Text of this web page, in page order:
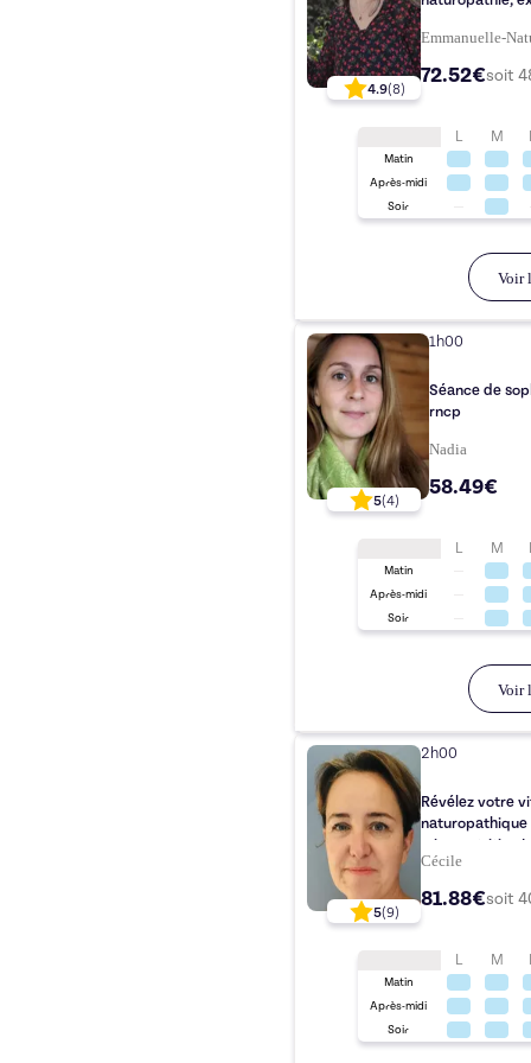
4.9(8)
Emmanuelle-
72.52€soit
L M
Matin
Après-midi
Soir
Voir
5(4)
1h00
Séance de
rncp
Nadia
58.49€
L M
Matin
Après-midi
Soir
Voir
5(9)
2h00
Révélez votre
micronutrition !
Cécile
81.88€soit
L M
Matin
Après-midi
Soir